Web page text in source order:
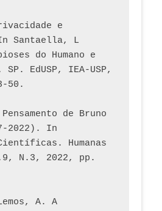
e
Santaella, L
do Humano e
EdUSP, IEA-USP,
50.
de Bruno
2022). In
Humanas
N.3, 2022, pp.
A. A